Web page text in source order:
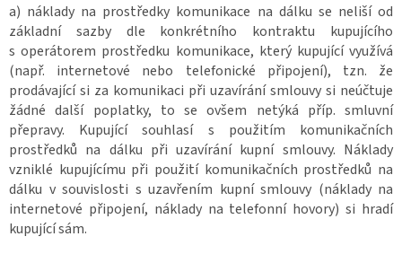
a) náklady na prostředky komunikace na dálku se neliší od
základní sazby dle konkrétního kontraktu kupujícího
s operátorem prostředku komunikace, který kupující využívá
(např. internetové nebo telefonické připojení), tzn. že
prodávající si za komunikaci při uzavírání smlouvy si neúčtuje
žádné další poplatky, to se ovšem netýká příp. smluvní
přepravy. Kupující souhlasí s použitím komunikačních
prostředků na dálku při uzavírání kupní smlouvy. Náklady
vzniklé kupujícímu při použití komunikačních prostředků na
dálku v souvislosti s uzavřením kupní smlouvy (náklady na
internetové připojení, náklady na telefonní hovory) si hradí
kupující sám.